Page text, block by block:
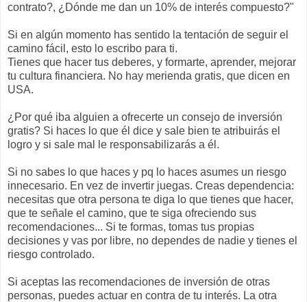
contrato?, ¿Dónde me dan un 10% de interés compuesto?"
Si en algún momento has sentido la tentación de seguir el
camino fácil, esto lo escribo para ti.
Tienes que hacer tus deberes, y formarte, aprender, mejorar
tu cultura financiera. No hay merienda gratis, que dicen en
USA.
¿Por qué iba alguien a ofrecerte un consejo de inversión
gratis? Si haces lo que él dice y sale bien te atribuirás el
logro y si sale mal le responsabilizarás a él.
Si no sabes lo que haces y pq lo haces asumes un riesgo
innecesario. En vez de invertir juegas. Creas dependencia:
necesitas que otra persona te diga lo que tienes que hacer,
que te señale el camino, que te siga ofreciendo sus
recomendaciones... Si te formas, tomas tus propias
decisiones y vas por libre, no dependes de nadie y tienes el
riesgo controlado.
Si aceptas las recomendaciones de inversión de otras
personas, puedes actuar en contra de tu interés. La otra